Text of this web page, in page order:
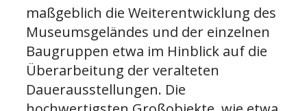
maßgeblich die Weiterentwicklung des
Museumsgeländes und der einzelnen
Baugruppen etwa im Hinblick auf die
Überarbeitung der veralteten
Dauerausstellungen. Die